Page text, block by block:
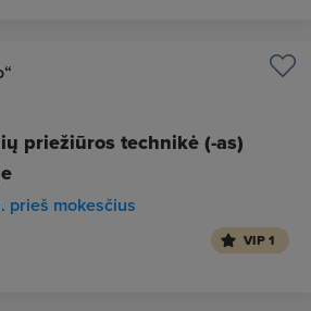
priežiūros technikė (-as)
mokesčius
VIP 1